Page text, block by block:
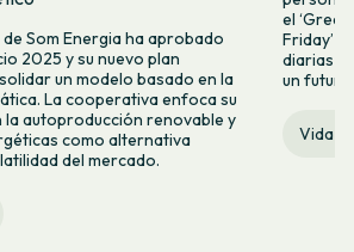
Som Energia ha aprobado
2025 y su nuevo plan
un modelo basado en la
La cooperativa enfoca su
autoproducción renovable y
como alternativa
del mercado.
el
Friday’
diarias y
un
Vida